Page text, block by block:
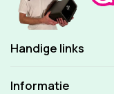
Handige links
Informatie